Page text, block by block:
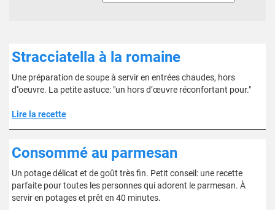
Stracciatella à la romaine
Une préparation de soupe à servir en entrées chaudes, hors
d''oeuvre. La petite astuce: "un hors d’œuvre réconfortant pour."
Lire la recette
Consommé au parmesan
Un potage délicat et de goût très fin. Petit conseil: une recette
parfaite pour toutes les personnes qui adorent le parmesan. À
servir en potages et prêt en 40 minutes.